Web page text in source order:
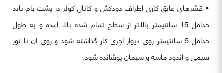
• قشرهای عایق کاری اطراف دودکش و کانال کولر در پشت بام باید
حداقل 15 سانتیمتر بالاتر از سطح تمام شده بالا آمده و به طول
حداقل 5 سانتیمتر روی دیوار آجری کار گذاشته شود و روی آن با تور
سیمی و اندود ماسه و سیمان پوشانده شود.